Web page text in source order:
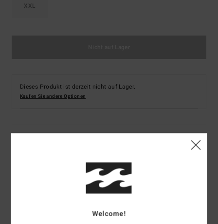
XXL
Dieses Produkt ist derzeit nicht auf Lager.
Kaufen Sie andere Optionen
Männer Lila Kurzärmliges Hemd
Farbcodeskw0
Welcome!